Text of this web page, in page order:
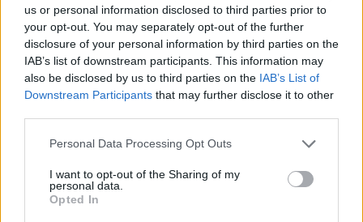
us or personal information disclosed to third parties prior to
your opt-out. You may separately opt-out of the further
disclosure of your personal information by third parties on the
IAB’s list of downstream participants. This information may
also be disclosed by us to third parties on the IAB’s List of
Downstream Participants that may further disclose it to other
Personal Data Processing Opt Outs
I want to opt-out of the Sharing of my
personal data.
Opted In
PNCR (Terheș)
Partidul Patrioților (Surugiu)
FAR (Coarnă)
România pe Primul Loc (Ponta)
Arată rezultatele
Arhiva sondajelor